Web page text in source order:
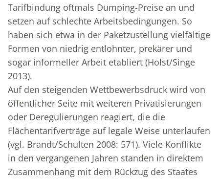
Tarifbindung oftmals Dumping-Preise an und
setzen auf schlechte Arbeitsbedingungen. So
haben sich etwa in der Paketzustellung vielfältige
Formen von niedrig entlohnter, prekärer und
sogar informeller Arbeit etabliert (Holst/Singe
2013).
Auf den steigenden Wettbewerbsdruck wird von
öffentlicher Seite mit weiteren Privatisierungen
oder Deregulierungen reagiert, die die
Flächentarifverträge auf legale Weise unterlaufen
(vgl. Brandt/Schulten 2008: 571). Viele Konflikte
in den vergangenen Jahren standen in direktem
Zusammenhang mit dem Rückzug des Staates